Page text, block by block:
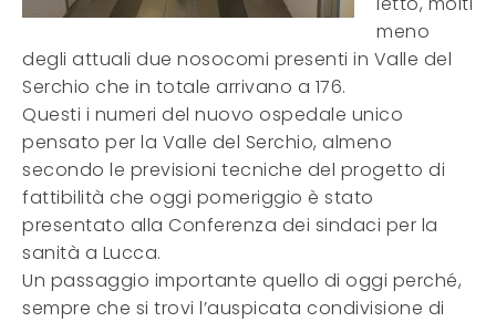
meno
degli attuali due nosocomi presenti in Valle del
Serchio che in totale arrivano a 176.
Questi i numeri del nuovo ospedale unico
pensato per la Valle del Serchio, almeno
secondo le previsioni tecniche del progetto di
fattibilità che oggi pomeriggio è stato
presentato alla Conferenza dei sindaci per la
sanità a Lucca.
Un passaggio importante quello di oggi perché,
sempre che si trovi l’auspicata condivisione di